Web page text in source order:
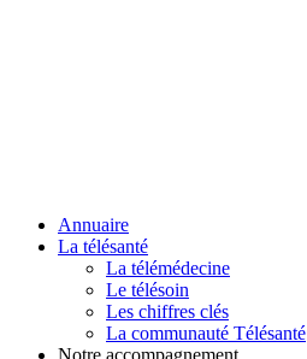
Annuaire
La télésanté
La télémédecine
Le télésoin
Les chiffres clés
La communauté Télésanté
Notre accompagnement